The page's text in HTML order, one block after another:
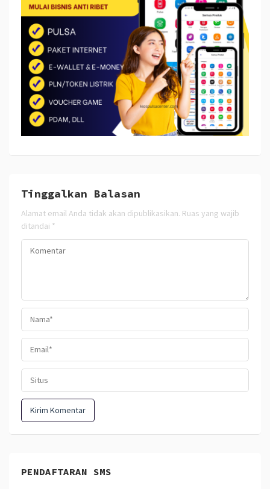
Tinggalkan Balasan
Alamat email Anda tidak akan dipublikasikan. Ruas yang wajib
ditandai *
PENDAFTARAN SMS